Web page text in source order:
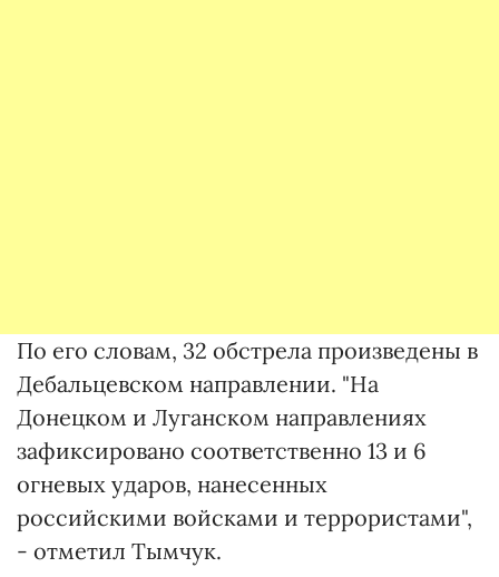
По его словам, 32 обстрела произведены в
Дебальцевском направлении. "На
Донецком и Луганском направлениях
зафиксировано соответственно 13 и 6
огневых ударов, нанесенных
российскими войсками и террористами",
- отметил Тымчук.